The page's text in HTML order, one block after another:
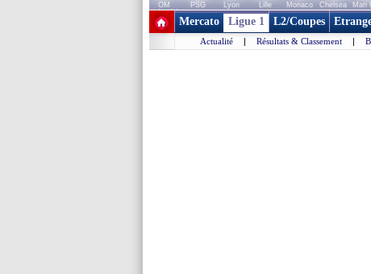
OM PSG Lyon Lille Monaco Chelsea Man
+ de clubs
Mercato Ligue 1 L2/Coupes
Actualité | Résultats & Classement |